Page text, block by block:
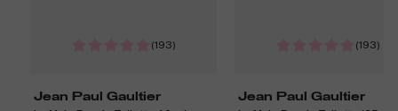
(193)
Jean Paul Gaultier
(193)
Jean Paul Gaultier